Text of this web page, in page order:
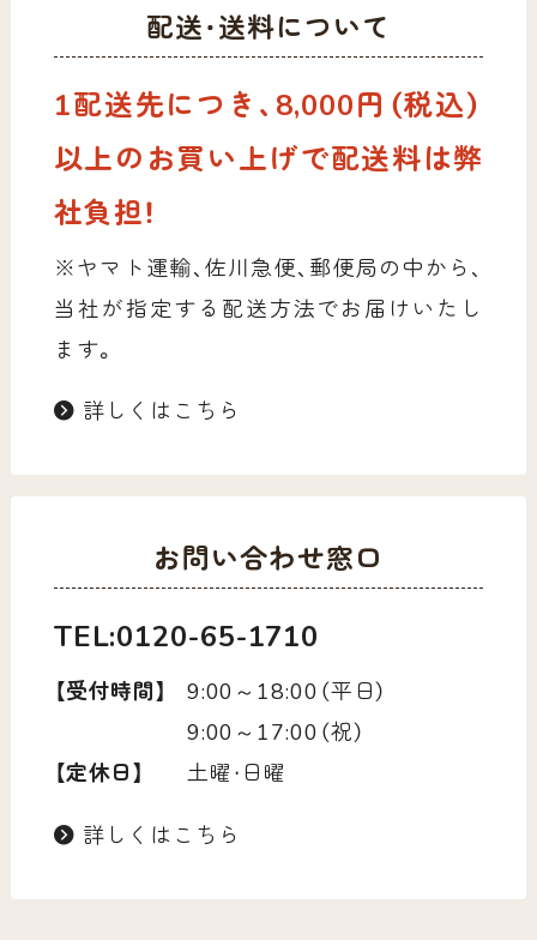
配送・送料について
1配送先につき、8,000円（税込）
以上のお買い上げで配送料は弊
社負担！
※ヤマト運輸、佐川急便、郵便局の中から、
当社が指定する配送方法でお届けいたし
ます。
詳しくはこちら
お問い合わせ窓口
TEL:0120-65-1710
【受付時間】
9:00～18:00（平日）
9:00～17:00（祝）
【定休日】
土曜・日曜
詳しくはこちら